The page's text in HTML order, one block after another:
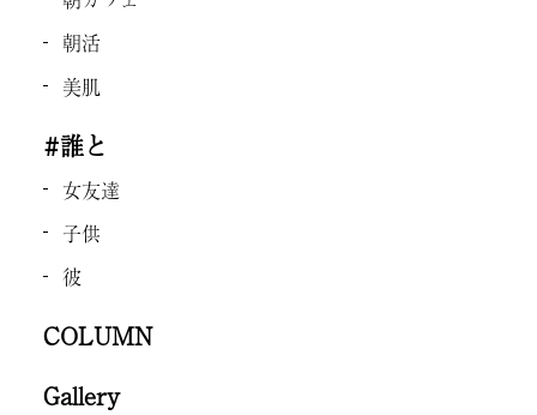
朝活
美肌
#誰と
女友達
子供
彼
COLUMN
Gallery